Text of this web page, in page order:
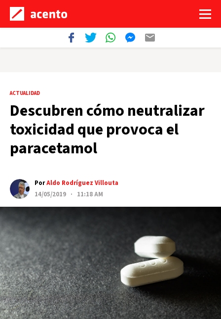
ACTUALIDAD
Descubren cómo neutralizar
toxicidad que provoca el
paracetamol
PorAldo Rodríguez Villouta
14/05/2019 · 11:18 AM